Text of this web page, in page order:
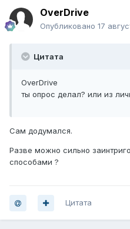
OverDrive
Опубликовано 17
Цитата
OverDrive
ты опрос делал? или из
Сам додумался.
Разве можно сильно
способами ?
Цитата